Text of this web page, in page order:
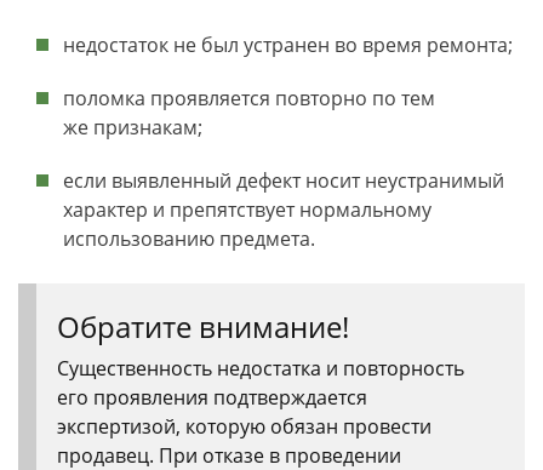
недостаток не был устранен во время ремонта;
поломка проявляется повторно по тем
же признакам;
если выявленный дефект носит неустранимый
характер и препятствует нормальному
использованию предмета.
Обратите внимание!
Существенность недостатка и повторность
его проявления подтверждается
экспертизой, которую обязан провести
продавец. При отказе в проведении